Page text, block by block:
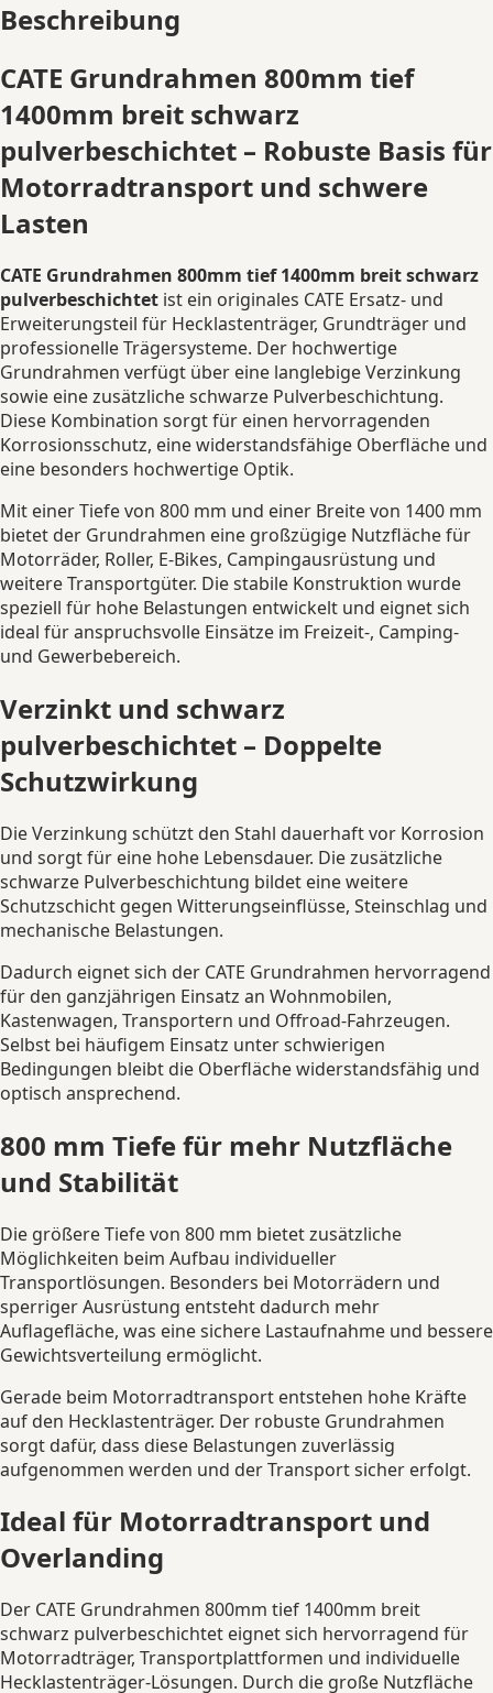
Beschreibung
CATE Grundrahmen 800mm tief
1400mm breit schwarz
pulverbeschichtet – Robuste Basis für
Motorradtransport und schwere
Lasten
CATE Grundrahmen 800mm tief 1400mm breit schwarz
pulverbeschichtet ist ein originales CATE Ersatz- und
Erweiterungsteil für Hecklastenträger, Grundträger und
professionelle Trägersysteme. Der hochwertige
Grundrahmen verfügt über eine langlebige Verzinkung
sowie eine zusätzliche schwarze Pulverbeschichtung.
Diese Kombination sorgt für einen hervorragenden
Korrosionsschutz, eine widerstandsfähige Oberfläche und
eine besonders hochwertige Optik.
Mit einer Tiefe von 800 mm und einer Breite von 1400 mm
bietet der Grundrahmen eine großzügige Nutzfläche für
Motorräder, Roller, E-Bikes, Campingausrüstung und
weitere Transportgüter. Die stabile Konstruktion wurde
speziell für hohe Belastungen entwickelt und eignet sich
ideal für anspruchsvolle Einsätze im Freizeit-, Camping-
und Gewerbebereich.
Verzinkt und schwarz
pulverbeschichtet – Doppelte
Schutzwirkung
Die Verzinkung schützt den Stahl dauerhaft vor Korrosion
und sorgt für eine hohe Lebensdauer. Die zusätzliche
schwarze Pulverbeschichtung bildet eine weitere
Schutzschicht gegen Witterungseinflüsse, Steinschlag und
mechanische Belastungen.
Dadurch eignet sich der CATE Grundrahmen hervorragend
für den ganzjährigen Einsatz an Wohnmobilen,
Kastenwagen, Transportern und Offroad-Fahrzeugen.
Selbst bei häufigem Einsatz unter schwierigen
Bedingungen bleibt die Oberfläche widerstandsfähig und
optisch ansprechend.
800 mm Tiefe für mehr Nutzfläche
und Stabilität
Die größere Tiefe von 800 mm bietet zusätzliche
Möglichkeiten beim Aufbau individueller
Transportlösungen. Besonders bei Motorrädern und
sperriger Ausrüstung entsteht dadurch mehr
Auflagefläche, was eine sichere Lastaufnahme und bessere
Gewichtsverteilung ermöglicht.
Gerade beim Motorradtransport entstehen hohe Kräfte
auf den Hecklastenträger. Der robuste Grundrahmen
sorgt dafür, dass diese Belastungen zuverlässig
aufgenommen werden und der Transport sicher erfolgt.
Ideal für Motorradtransport und
Overlanding
Der CATE Grundrahmen 800mm tief 1400mm breit
schwarz pulverbeschichtet eignet sich hervorragend für
Motorradträger, Transportplattformen und individuelle
Hecklastenträger-Lösungen. Durch die große Nutzfläche